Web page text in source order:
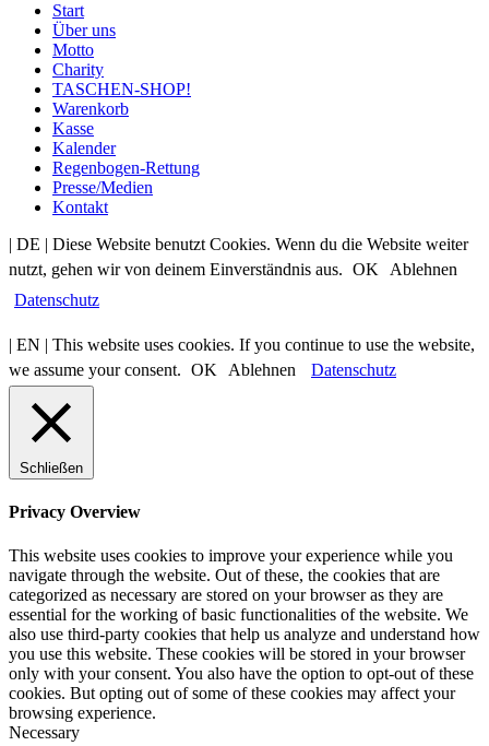
Start
Über uns
Motto
Charity
TASCHEN-SHOP!
Warenkorb
Kasse
Kalender
Regenbogen-Rettung
Presse/Medien
Kontakt
| DE | Diese Website benutzt Cookies. Wenn du die Website weiter
nutzt, gehen wir von deinem Einverständnis aus. OK
Ablehnen
Datenschutz
| EN | This website uses cookies. If you continue to use the website,
we assume your consent. OK Ablehnen Datenschutz
Schließen
Privacy Overview
This website uses cookies to improve your experience while you
navigate through the website. Out of these, the cookies that are
categorized as necessary are stored on your browser as they are
essential for the working of basic functionalities of the website. We
also use third-party cookies that help us analyze and understand how
you use this website. These cookies will be stored in your browser
only with your consent. You also have the option to opt-out of these
cookies. But opting out of some of these cookies may affect your
browsing experience.
Necessary